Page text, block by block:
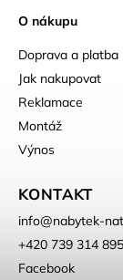
O nákupu
Doprava a platba
Jak nakupovat
Reklamace
Montáž
Výnos
KONTAKT
info@nabytek-
+420 739 314 895
Facebook